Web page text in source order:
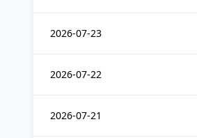
2026-07-23
2026-07-22
2026-07-21